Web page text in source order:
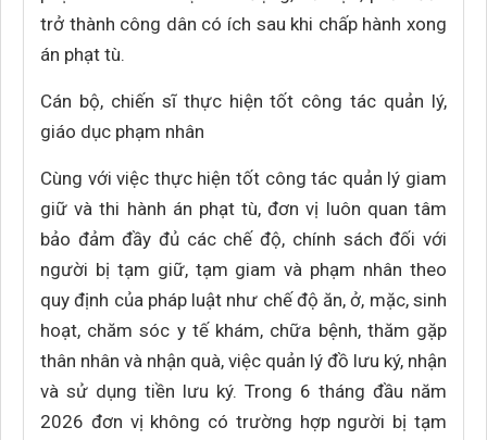
trở thành công dân có ích sau khi chấp hành xong
án phạt tù.
Cán bộ, chiến sĩ thực hiện tốt công tác quản lý,
giáo dục phạm nhân
Cùng với việc thực hiện tốt công tác quản lý giam
giữ và thi hành án phạt tù, đơn vị luôn quan tâm
bảo đảm đầy đủ các chế độ, chính sách đối với
người bị tạm giữ, tạm giam và phạm nhân theo
quy định của pháp luật như chế độ ăn, ở, mặc, sinh
hoạt, chăm sóc y tế khám, chữa bệnh, thăm gặp
thân nhân và nhận quà, việc quản lý đồ lưu ký, nhận
và sử dụng tiền lưu ký. Trong 6 tháng đầu năm
2026 đơn vị không có trường hợp người bị tạm